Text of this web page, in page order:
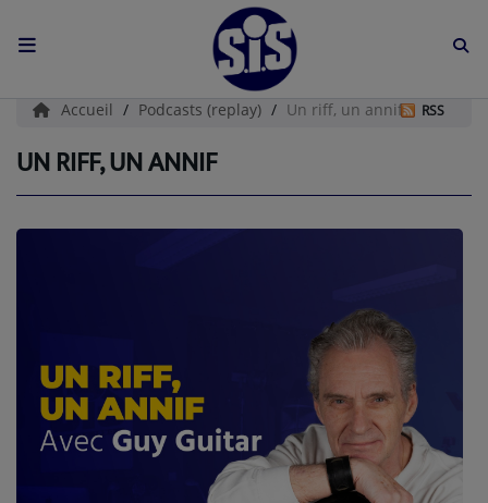
ACCUEIL
L'HISTOIRE DE S.I.S
BOUTIQUE
Contact
Accueil Podcasts (replay) Un riff, un annif RSS
UN RIFF, UN ANNIF